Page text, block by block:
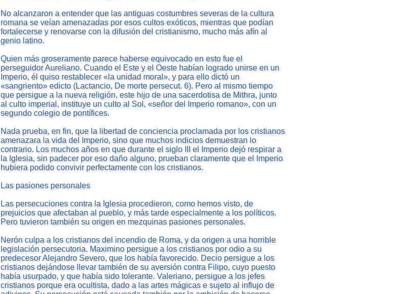
No alcanzaron a entender que las antiguas costumbres severas de la cultura
romana se veían amenazadas por esos cultos exóticos, mientras que podían
fortalecerse y renovarse con la difusión del cristianismo, mucho más afín al
genio latino.
Quien más groseramente parece haberse equivocado en esto fue el
perseguidor Aureliano. Cuando el Este y el Oeste habían logrado unirse en un
Imperio, él quiso restablecer «la unidad moral», y para ello dictó un
«sangriento» edicto (Lactancio, De morte persecut. 6). Pero al mismo tiempo
que persigue a la nueva religión, este hijo de una sacerdotisa de Mithra, junto
al culto imperial, instituye un culto al Sol, «señor del Imperio romano», con un
segundo colegio de pontífices.
Nada prueba, en fin, que la libertad de conciencia proclamada por los cristianos
amenazara la vida del Imperio, sino que muchos indicios demuestran lo
contrario. Los muchos años en que durante el siglo III el Imperio dejó respirar a
la Iglesia, sin padecer por eso daño alguno, prueban claramente que el Imperio
hubiera podido convivir perfectamente con los cristianos.
Las pasiones personales
Las persecuciones contra la Iglesia procedieron, como hemos visto, de
prejuicios que afectaban al pueblo, y más tarde especialmente a los políticos.
Pero tuvieron también su origen en mezquinas pasiones personales.
Nerón culpa a los cristianos del incendio de Roma, y da origen a una horrible
legislación persecutoria. Maximino persigue a los cristianos por odio a su
predecesor Alejandro Severo, que los había favorecido. Decio persigue a los
cristianos dejándose llevar también de su aversión contra Filipo, cuyo puesto
había usurpado, y que había sido tolerante. Valeriano, persigue a los jefes
cristianos porque era ocultista, dado a las artes mágicas e sujeto al influjo de